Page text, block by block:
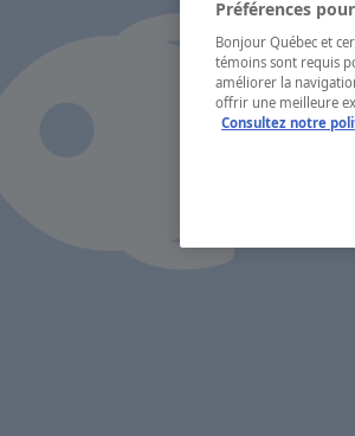
Préférences
Bonjour Québec et
témoins sont requis
améliorer la
offrir une meilleure
Consultez notre